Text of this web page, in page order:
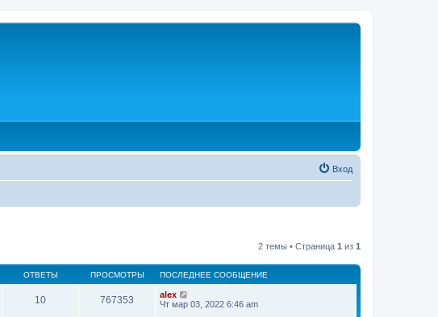
Вход
2 темы • Страница 1 из 1
ОТВЕТЫ ПРОСМОТРЫ ПОСЛЕДНЕЕ СООБЩЕНИЕ
10 767353
alex
Чт мар 03, 2022 6:46 am